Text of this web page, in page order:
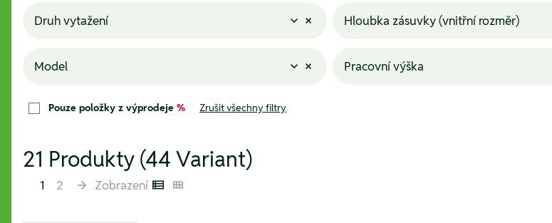
Druh vytažení Hloubka zásuvky (vnitřní rozměr)
Model Pracovní výška
Pouze položky z výprodeje % Zrušit všechny filtry
21 Produkty (44 Variant)
1 2 Zobrazení Listenansicht
Kachelansicht